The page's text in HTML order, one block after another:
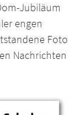
Jubiläum
engen
Foto
Nachrichten